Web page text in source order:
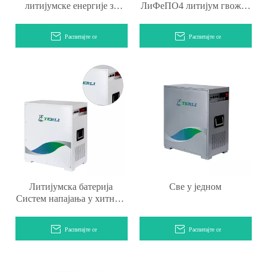
литијумске енергије за
Распитајте се
ЛиФеПО4 литијум гвожђе
Распитајте се
Литијумска батерија
Систем напајања у хитним
Распитајте се
Све у једном
Распитајте се